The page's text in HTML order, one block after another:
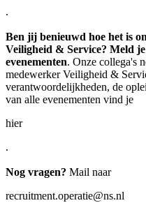
.
Ben jij benieuwd hoe het is
Veiligheid & Service? Meld
evenementen. Onze collega's
medewerker Veiligheid &
verantwoordelijkheden, de
van alle evenementen vind je
hier
.
Nog vragen? Mail naar
recruitment.operatie@ns.nl